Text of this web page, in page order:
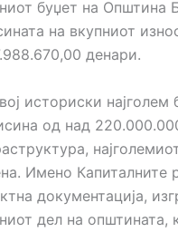
буџет на Општина
на вкупниот
денари.
историски
од над
Имено Капиталните
документација,
дел на општината,